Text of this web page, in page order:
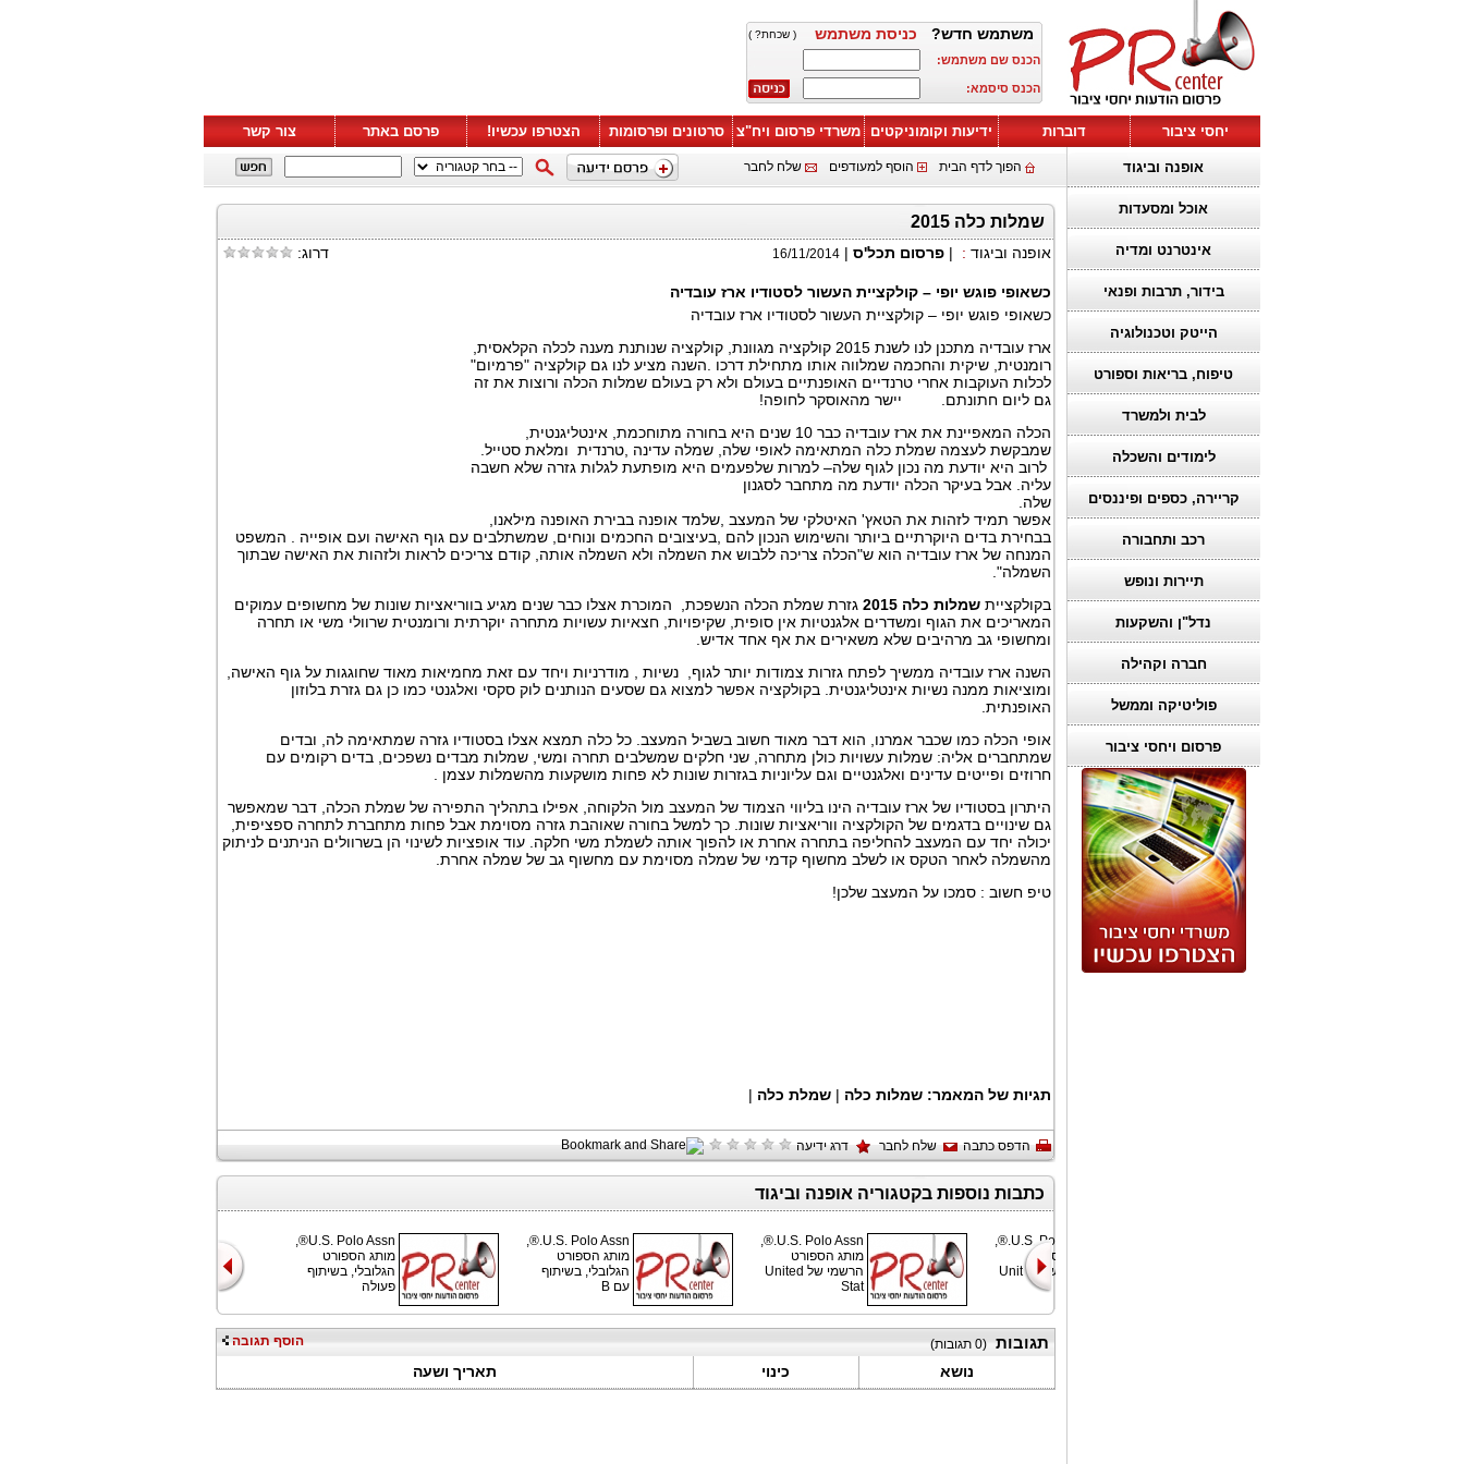
משתמש חדש? כניסת משתמש ( שכחת? )
הכנס שם משתמש:
הכנס סיסמא:
יחסי ציבור דוברות ידיעות וקומוניקטים משרדי פרסום ויח"צ סרטונים ופרסומות הצטרפו עכשיו! פרסם באתר צור קשר
אופנה וביגוד
אוכל ומסעדות
אינטרנט ומדיה
בידור, תרבות ופנאי
הייטק וטכנולוגיה
טיפוח, בריאות וספורט
לבית ולמשרד
לימודים והשכלה
קריירה, כספים ופיננסים
רכב ותחבורה
תיירות ונופש
נדל"ן והשקעות
חברה וקהילה
פוליטיקה וממשל
פרסום ויחסי ציבור
הפוך לדף הבית הוסף למעודפים שלח לחבר
שמלות כלה 2015
אופנה וביגוד :
|פרסום תכל'ס |
16/11/2014 דרוג:
כשאופי פוגש יופי – קולקציית העשור לסטודיו ארז עובדיה
כשאופי פוגש יופי – קולקציית העשור לסטודיו ארז עובדיה
ארז עובדיה מתכנן לנו לשנת 2015 קולקציה מגוונת, קולקציה שנותנת מענה לכלה הקלאסית,
רומנטית, שיקית והחכמה שמלווה אותו מתחילת דרכו .השנה מציע לנו גם קולקציה "פרמיום"
לכלות העוקבות אחרי טרנדיים האופנתיים בעולם ולא רק בעולם שמלות הכלה ורוצות את זה
גם ליום חתונתם. יישר מהאוסקר לחופה!
הכלה המאפיינת את ארז עובדיה כבר 10 שנים היא בחורה
מתוחכמת ,אינטליגנטית
שמבקשת לעצמה שמלת כלה המתאימה לאופי שלה, שמלה עדינה ,טרנדית ומלאת סטייל
לרוב היא יודעת מה נכון לגוף שלה– למרות שלפעמים היא מופתעת לגלות גזרה שלא חשבה
עליה. אבל בעיקר הכלה יודעת מה מתחבר לסגנון
שלה.
אפשר תמיד לזהות את הטאץ' האיטלקי של המעצב ,שלמד אופנה בבירת האופנה מילאנו,
בבחירת בדים היוקרתיים ביותר והשימוש הנכון להם ,בעיצובים החכמים ונוחים, שמשתלבים עם גוף האישה ועם אופייה . המשפט
המנחה של ארז עובדיה הוא ש"הכלה צריכה ללבוש את השמלה ולא השמלה אותה, קודם צריכים לראות ולזהות את האישה שבתוך
השמלה".
בקולקצייתשמלות כלה 2015 גזרת שמלת הכלה הנשפכת
המוכרת אצלו כבר שנים מגיע בווריאציות שונות של מחשופים עמוקים
המאריכים את הגוף ומשדרים אלגנטיות אין סופית, שקיפויות, חצאיות עשויות מתחרה יוקרתית ורומנטית שרוולי משי או תחרה
ומחשופי גב מרהיבים שלא משאירים את אף אחד אדיש.
השנה ארז עובדיה ממשיך לפתח גזרות צמודות יותר לגוף ,נשיות , מודרניות ויחד עם זאת מחמיאות מאוד שחוגגות על גוף האישה,
ומוציאות ממנה נשיות אינטליגנטית. בקולקציה אפשר למצוא גם שסעים הנותנים לוק סקסי ואלגנטי כמו כן גם גזרת בלוזון
האופנתית
אופי הכלה כמו שכבר אמרנו, הוא דבר מאוד חשוב בשביל המעצב. כל כלה תמצא אצלו בסטודיו גזרה שמתאימה לה, ובדים
שמתחברים אליה: שמלות עשויות כולן מתחרה, שני חלקים שמשלבים תחרה ומשי, שמלות מבדים נשפכים, בדים רקומים עם
חרוזים ופייטים עדינים ואלגנטיים וגם עליוניות בגזרות שונות לא פחות מושקעות מהשמלות עצמן .
היתרון בסטודיו של ארז עובדיה הינו בליווי הצמוד של המעצב מול הלקוחה, אפילו בתהליך התפירה של שמלת הכלה, דבר שמאפשר
גם שינויים בדגמים של הקולקציה ווריאציות שונות. כך למשל בחורה שאוהבת גזרה מסוימת אבל פחות מתחברת לתחרה ספציפית,
יכולה יחד עם המעצב להחליפה בתחרה אחרת או להפוך אותה לשמלת משי חלקה. עוד אופציות לשינוי הן בשרוולים הניתנים לניתוק
מהשמלה לאחר הטקס או לשלב מחשוף קדמי של שמלה מסוימת עם מחשוף גב של שמלה אחרת.
טיפ חשוב : סמכו על המעצב שלכן!
תגיות של המאמר: שמלות כלה |שמלת כלה |
הדפס כתבה שלח לחבר דרג ידיעה
כתבות נוספות בקטגוריה אופנה וביגוד
U.S. Polo Assn®,
מותג הספורט
הגלובלי, בשיתוף
פעולה
U.S. Polo Assn.®,
מותג הספורט
הגלובלי, בשיתוף
עם B
U.S. Polo Assn.®,
מותג הספורט
הרשמי של United
Stat
U.S. Polo Assn.®,
מותג הספורט
הרשמי של United
הוסף תגובה תגובות(
0 תגובות)
נושא כינוי תאריך ושעה